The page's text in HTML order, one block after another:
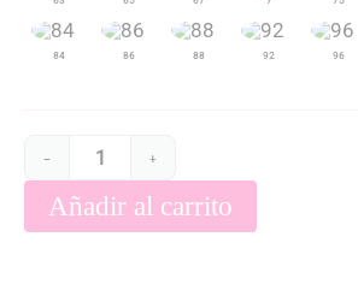
− +
Añadir al carrito